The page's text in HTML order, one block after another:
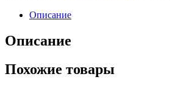
Описание
Описание
Похожие товары